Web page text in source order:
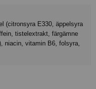
tistelextrakt, färgämne
niacin, vitamin B6, folsyra,